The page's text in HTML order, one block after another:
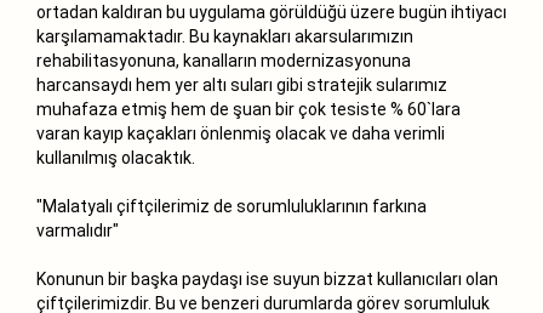
ortadan kaldıran bu uygulama görüldüğü üzere bugün ihtiyacı
karşılamamaktadır. Bu kaynakları akarsularımızın
rehabilitasyonuna, kanalların modernizasyonuna
harcansaydı hem yer altı suları gibi stratejik sularımız
muhafaza etmiş hem de şuan bir çok tesiste % 60`lara
varan kayıp kaçakları önlenmiş olacak ve daha verimli
kullanılmış olacaktık.
"Malatyalı çiftçilerimiz de sorumluluklarının farkına
varmalıdır"
Konunun bir başka paydaşı ise suyun bizzat kullanıcıları olan
çiftçilerimizdir. Bu ve benzeri durumlarda görev sorumluluk